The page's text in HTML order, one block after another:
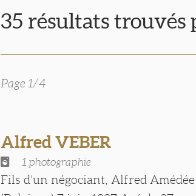
35 résultats
Page 1/4
Alfred VEBER
1 photographie
Fils d’un négociant, Alfred